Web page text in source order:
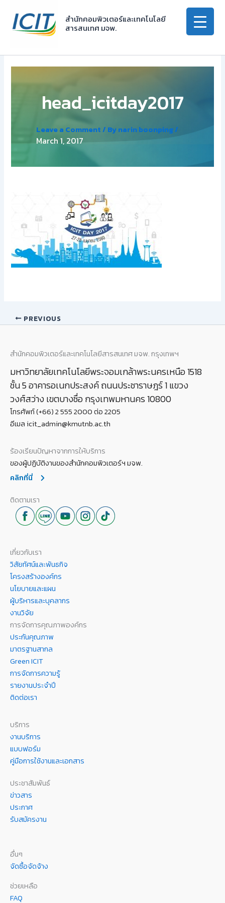
content
สำนักคอมพิวเตอร์และเทคโนโลยี
สารสนเทศ มจพ.
head_icitday2017
Leave a Comment / Bynarin boonping/
March 1, 2017
PREVIOUS
สำนักคอมพิวเตอร์และเทคโนโลยีสารสนเทศ มจพ. กรุงเทพฯ
มหาวิทยาลัยเทคโนโลยีพระจอมเกล้าพระนครเหนือ 1518
ชั้น 5 อาคารอเนกประสงค์ ถนนประชาราษฎร์ 1 แขวง
วงศ์สว่าง เขตบางซื่อ กรุงเทพมหานคร 10800
โทรศัพท์ (+66) 2 555 2000 ต่อ 2205
อีเมล icit_admin@kmutnb.ac.th
ร้องเรียนปัญหาจากการให้บริการ
ของผู้ปฏิบัติงานของสำนักคอมพิวเตอร์ฯ มจพ.
คลิกที่นี่
ติดตามเรา
เกี่ยวกับเรา
วิสัยทัศน์และพันธกิจ
โครงสร้างองค์กร
นโยบายและแผน
ผู้บริหารและบุคลากร
งานวิจัย
การจัดการคุณภาพองค์กร
ประกันคุณภาพ
มาตรฐานสากล
Green ICIT
การจัดการความรู้
รายงานประจำปี
ติดต่อเรา
บริการ
งานบริการ
แบบฟอร์ม
คู่มือการใช้งานและเอกสาร
ประชาสัมพันธ์
ข่าวสาร
ประกาศ
รับสมัครงาน
อื่นๆ
จัดซื้อจัดจ้าง
ช่วยเหลือ
FAQ